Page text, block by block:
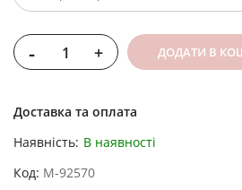
- + ДОДАТИ В
Доставка та оплата
Наявність: В наявності
Код M-92570